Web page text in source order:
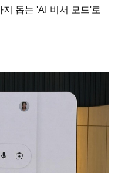
돕는 'AI 비서 모드'로